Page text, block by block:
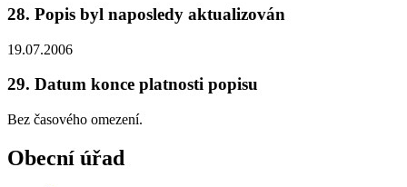
28. Popis byl naposledy aktualizován
19.07.2006
29. Datum konce platnosti popisu
Bez časového omezení.
Obecní úřad